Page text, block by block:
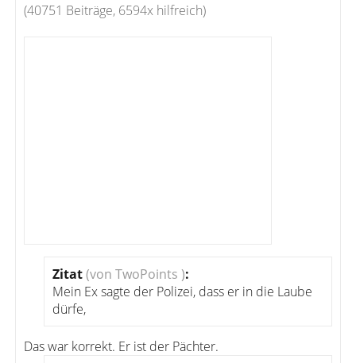
(40751 Beiträge, 6594x hilfreich)
Zitat(von TwoPoints ):
Mein Ex sagte der Polizei, dass er in die Laube
dürfe,
Das war korrekt. Er ist der Pächter.